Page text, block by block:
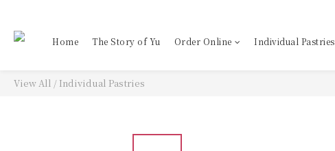
Home The Story of Yu Order Online Individual Pastries
View All / Individual Pastries